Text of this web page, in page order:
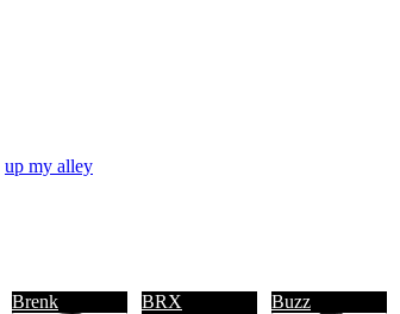
up my alley
Brenk BRX Buzz